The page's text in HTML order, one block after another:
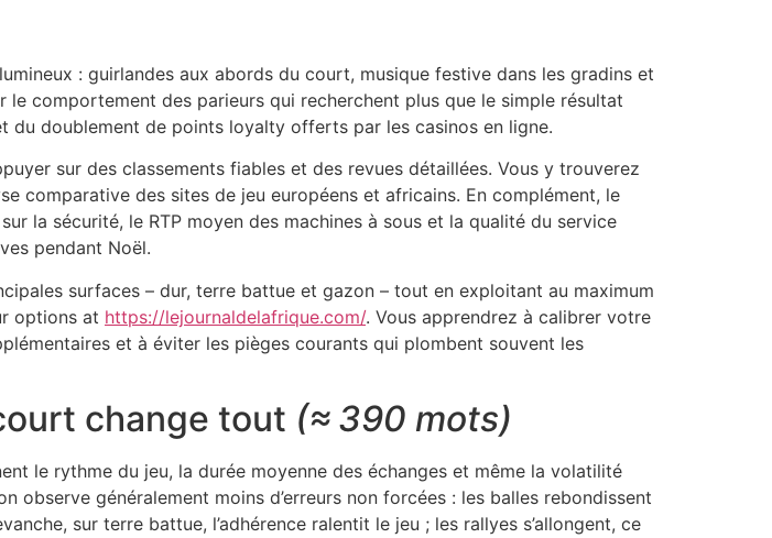
: guirlandes aux abords du court, musique festive dans les gradins et
comportement des parieurs qui recherchent plus que le simple résultat
du doublement de points loyalty offerts par les casinos en ligne.
sur des classements fiables et des revues détaillées. Vous y trouverez
comparative des sites de jeu européens et africains. En complément, le
la sécurité, le RTP moyen des machines à sous et la qualité du service
pendant Noël.
surfaces – dur, terre battue et gazon – tout en exploitant au maximum
options at https://lejournaldelafrique.com/. Vous apprendrez à calibrer votre
et à éviter les pièges courants qui plombent souvent les
change tout (≈ 390 mots)
le rythme du jeu, la durée moyenne des échanges et même la volatilité
observe généralement moins d’erreurs non forcées : les balles rebondissent
sur terre battue, l’adhérence ralentit le jeu ; les rallyes s’allongent, ce